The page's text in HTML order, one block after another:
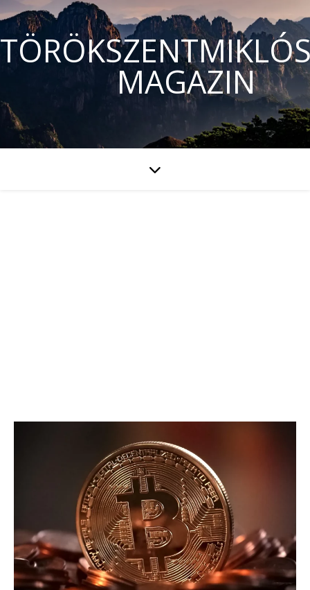
MAGAZIN